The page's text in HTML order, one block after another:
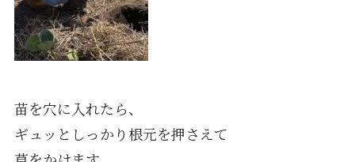
苗を穴に入れたら、
ギュッとしっかり根元を押さえて